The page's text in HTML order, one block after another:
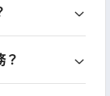
？